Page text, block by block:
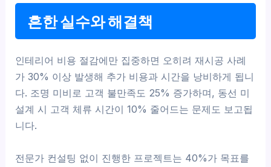
흔한 실수와 해결책
인테리어 비용 절감에만 집중하면 오히려 재시공 사례
가 30% 이상 발생해 추가 비용과 시간을 낭비하게 됩니
다. 조명 미비로 고객 불만족도 25% 증가하며, 동선 미
설계 시 고객 체류 시간이 10% 줄어드는 문제도 보고됩
니다.
전문가 컨설팅 없이 진행한 프로젝트는 40%가 목표를